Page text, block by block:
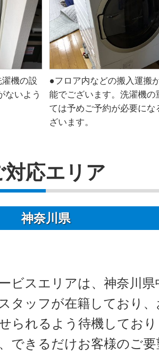
機の設
ないよう
●フロア内などの搬入運搬
能でございます。洗濯機の
ては予めご予約が必要にな
ざいます。
対応エリア
神奈川県
ビスエリアは、神奈川
タッフが在籍しており
られるよう待機してお
できるだけお客様のご